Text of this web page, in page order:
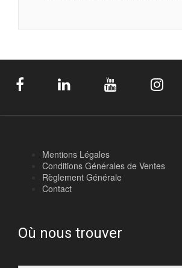
Mentions Légales
Conditions Générales de Ventes
Règlement Générale
Contact
Où nous trouver